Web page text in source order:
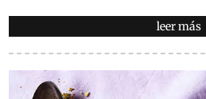
leer más